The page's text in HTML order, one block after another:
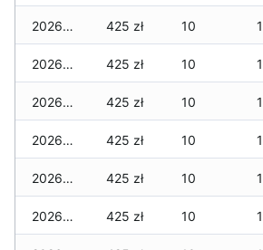
2026-07-12 425 zł 10
2026-07-11 425 zł 10
2026-07-10 425 zł 10
2026-07-09 425 zł 10
2026-07-08 425 zł 10
2026-07-07 425 zł 10